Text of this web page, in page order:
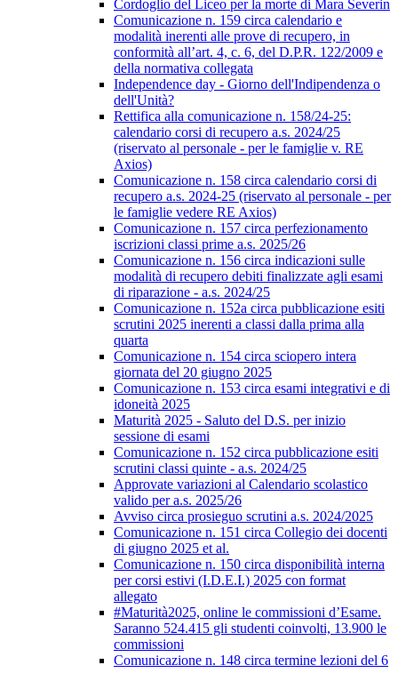
Cordoglio del Liceo per la morte di Mara Severin
Comunicazione n. 159 circa calendario e
modalità inerenti alle prove di recupero, in
conformità all’art. 4, c. 6, del D.P.R. 122/2009 e
della normativa collegata
Independence day - Giorno dell'Indipendenza o
dell'Unità?
Rettifica alla comunicazione n. 158/24-25:
calendario corsi di recupero a.s. 2024/25
(riservato al personale - per le famiglie v. RE
Axios)
Comunicazione n. 158 circa calendario corsi di
recupero a.s. 2024-25 (riservato al personale - per
le famiglie vedere RE Axios)
Comunicazione n. 157 circa perfezionamento
iscrizioni classi prime a.s. 2025/26
Comunicazione n. 156 circa indicazioni sulle
modalità di recupero debiti finalizzate agli esami
di riparazione - a.s. 2024/25
Comunicazione n. 152a circa pubblicazione esiti
scrutini 2025 inerenti a classi dalla prima alla
quarta
Comunicazione n. 154 circa sciopero intera
giornata del 20 giugno 2025
Comunicazione n. 153 circa esami integrativi e di
idoneità 2025
Maturità 2025 - Saluto del D.S. per inizio
sessione di esami
Comunicazione n. 152 circa pubblicazione esiti
scrutini classi quinte - a.s. 2024/25
Approvate variazioni al Calendario scolastico
valido per a.s. 2025/26
Avviso circa prosieguo scrutini a.s. 2024/2025
Comunicazione n. 151 circa Collegio dei docenti
di giugno 2025 et al.
Comunicazione n. 150 circa disponibilità interna
per corsi estivi (I.D.E.I.) 2025 con format
allegato
#Maturità2025, online le commissioni d’Esame.
Saranno 524.415 gli studenti coinvolti, 13.900 le
commissioni
Comunicazione n. 148 circa termine lezioni del 6